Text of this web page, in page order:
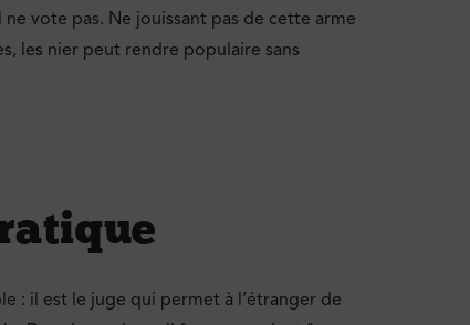
vote pas. Ne jouissant pas de cette arme
les nier peut rendre populaire sans
: il est le juge qui permet à l’étranger de